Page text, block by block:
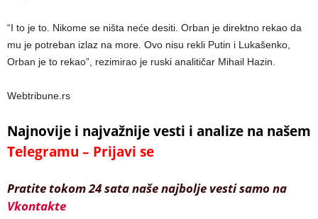
“I to je to. Nikome se ništa neće desiti. Orban je direktno rekao da
mu je potreban izlaz na more. Ovo nisu rekli Putin i Lukašenko,
Orban je to rekao”, rezimirao je ruski analitičar Mihail Hazin.
Webtribune.rs
Najnovije i najvažnije vesti i analize na našem
Telegramu – Prijavi se
Pratite tokom 24 sata naše najbolje vesti samo na
Vkontakte